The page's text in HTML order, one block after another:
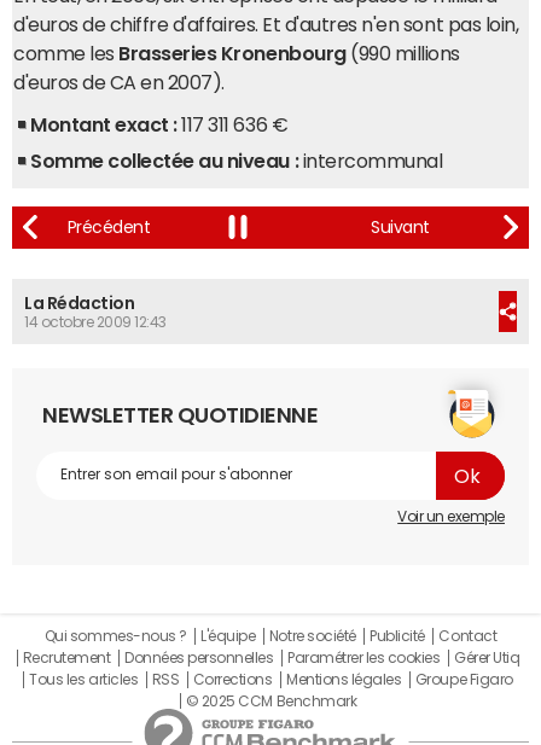
d'euros de chiffre d'affaires. Et d'autres n'en sont pas loin,
comme les Brasseries Kronenbourg(990 millions
d'euros de CA en 2007).
Montant exact :117 311 636 €
Somme collectée au niveau :intercommunal
La Rédaction
14 octobre 2009 12:43
NEWSLETTER QUOTIDIENNE
Voir un exemple
Qui sommes-nous ? L'équipe Notre société Publicité
Contact
Recrutement
Données personnelles Paramétrer les cookies
Gérer Utiq
Tous les articles
RSS Corrections Mentions légales
Groupe Figaro
© 2025 CCM Benchmark